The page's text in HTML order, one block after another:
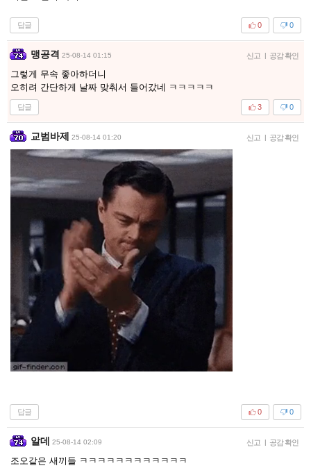
답글 0
0
맹공격 25-08-14 01:15 신고 | 공감 확인
그렇게 무속 좋아하더니
오히려 간단하게 날짜 맞춰서 들어갔네 ㅋㅋㅋㅋㅋ
답글 0
3
교범바제 25-08-14 01:20 신고 | 공감 확인
답글 0
0
알데 25-08-14 02:09 신고 | 공감 확인
조오같은 새끼들 ㅋㅋㅋㅋㅋㅋㅋㅋㅋㅋㅋㅋ